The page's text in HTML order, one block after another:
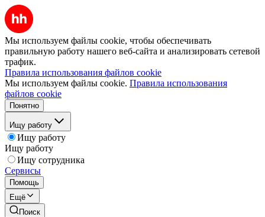
Мы используем файлы cookie, чтобы обеспечивать
правильную работу нашего веб-сайта и анализировать сетевой
трафик.
Правила использования файлов cookie
Мы используем файлы cookie. Правила использования
файлов cookie
Понятно
Ищу работу
Ищу работу
Ищу работу
Ищу сотрудника
Сервисы
Помощь
Ещё
Поиск